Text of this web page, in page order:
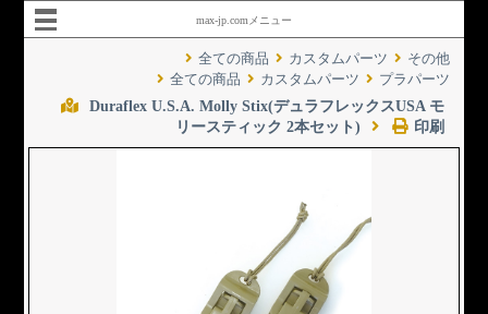
max-jp.comメニュー
全ての商品 カスタムパーツ
その他
全ての商品
カスタムパーツ プラパーツ
Duraflex U.S.A. Molly Stix(デュラフレックスUSA モ
リースティック 2本セット)
印刷